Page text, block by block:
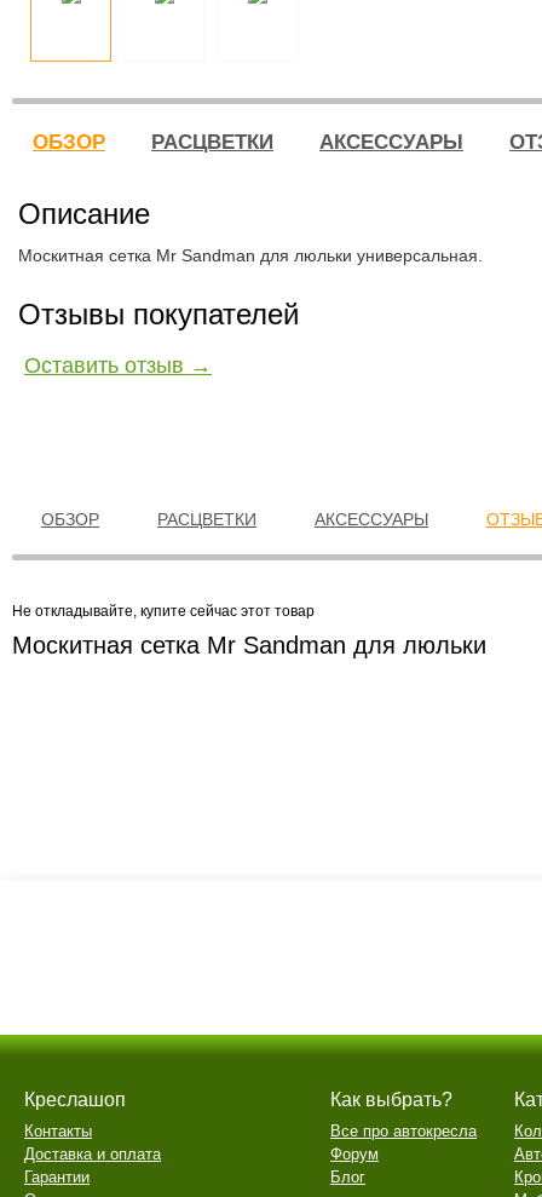
ОБЗОР РАСЦВЕТКИ АКСЕССУАРЫ
Описание
Москитная сетка Mr Sandman для люльки универсальная.
Отзывы покупателей
Оставить отзыв →
ОБЗОР РАСЦВЕТКИ АКСЕССУАРЫ
Не откладывайте, купите сейчас этот товар
Москитная сетка Mr Sandman для люльки
Креслашоп
Контакты
Доставка и оплата
Гарантии
Как выбрать?
Все про автокресла
Форум
Блог